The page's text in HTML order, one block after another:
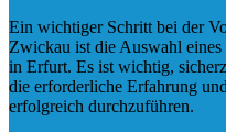
Ein wichtiger Schritt bei der
Zwickau ist die Auswahl eines
in Erfurt. Es ist wichtig,
die erforderliche Erfahrung
erfolgreich durchzuführen.